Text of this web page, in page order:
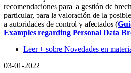
recomendaciones para la gestión de
particular, para la valoración de la
a autoridades de control y afectados (
Examples regarding Personal Data
Leer + sobre Novedades en
03-01-2022